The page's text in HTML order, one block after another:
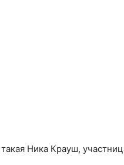
Ника Крауш,